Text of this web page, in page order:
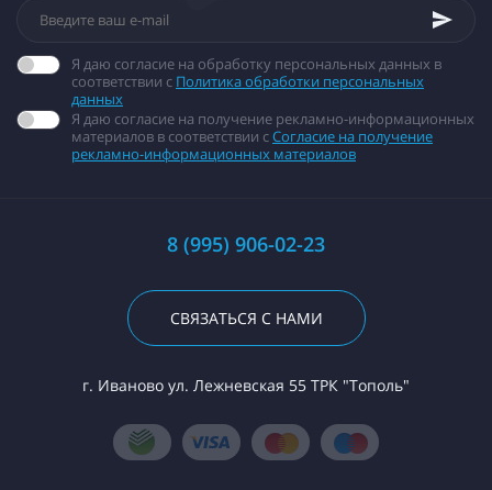
Я даю согласие на обработку персональных данных в
соответствии с Политика обработки персональных
данных
Я даю согласие на получение рекламно-информационных
материалов в соответствии сСогласие на получение
рекламно-информационных материалов
8 (995) 906-02-23
СВЯЗАТЬСЯ С НАМИ
г. Иваново ул. Лежневская 55 ТРК "Тополь"